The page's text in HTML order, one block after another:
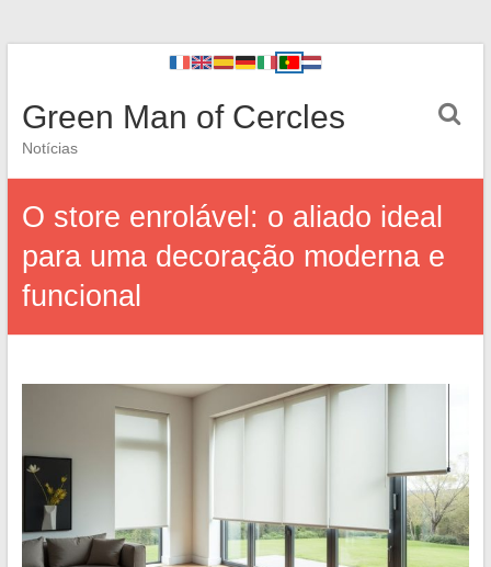
Green Man of Cercles
Notícias
O store enrolável: o aliado ideal
para uma decoração moderna e
funcional